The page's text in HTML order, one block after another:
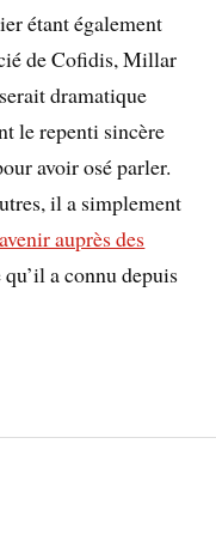
étant également
de Cofidis, Millar
dramatique
le repenti sincère
avoir osé parler.
il a simplement
auprès des
a connu depuis